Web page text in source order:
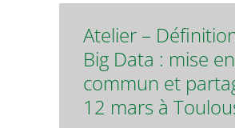
Atelier –
Big Data : mise en
commun et
12 mars à